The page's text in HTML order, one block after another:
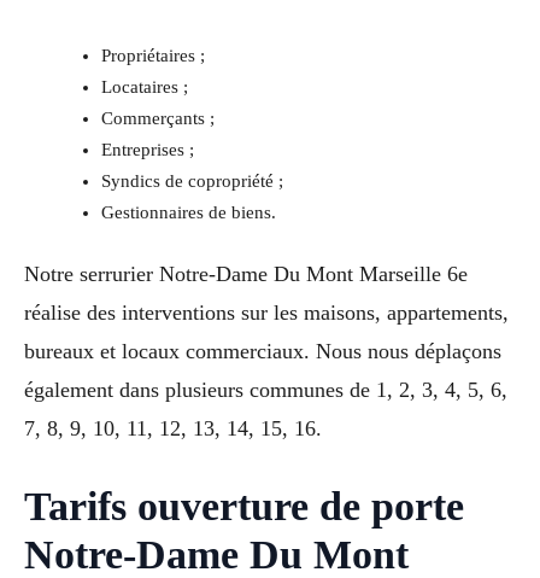
Propriétaires ;
Locataires ;
Commerçants ;
Entreprises ;
Syndics de copropriété ;
Gestionnaires de biens.
Notre serrurier Notre-Dame Du Mont Marseille 6e
réalise des interventions sur les maisons, appartements,
bureaux et locaux commerciaux. Nous nous déplaçons
également dans plusieurs communes de 1, 2, 3, 4, 5, 6,
7, 8, 9, 10, 11, 12, 13, 14, 15, 16.
Tarifs ouverture de porte
Notre-Dame Du Mont